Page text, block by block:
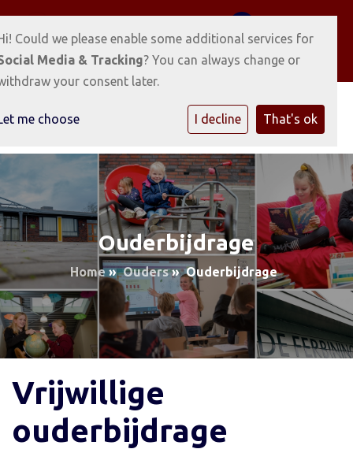
E-mailadres
Ouderbijdrage
Home» Ouders» Ouderbijdrage
Vrijwillige
ouderbijdrage
Could we please enable some additional services for
Media & Tracking? You can always change or
your consent later.
me choose I decline That's ok